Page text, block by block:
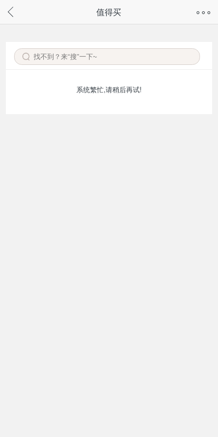
请通过微信或支付宝搜“奇兔客小程序”访问
值得买
系统繁忙,请稍后再试!